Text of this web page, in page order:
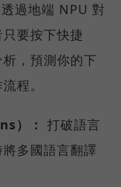
透過地端 NPU 對
要按下快捷
，預測你的下
程。
）： 打破語言
多國語言翻譯